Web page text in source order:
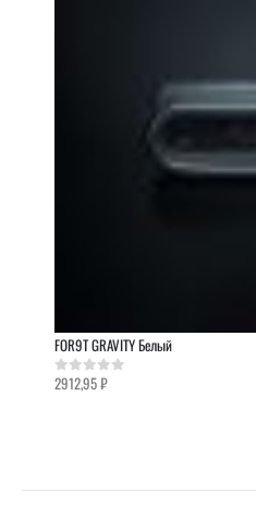
FOR9T GRAVITY Белый
0out of 5
2912,95₽